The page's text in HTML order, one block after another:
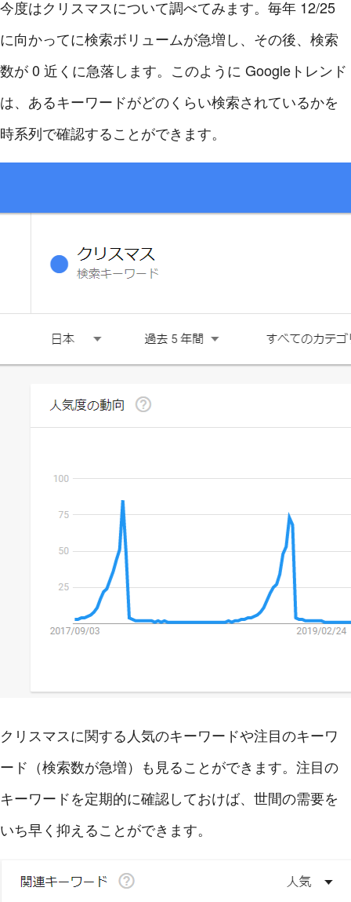
今度はクリスマスについて調べてみます。毎年 12/25
に向かってに検索ボリュームが急増し、その後、検索
数が 0 近くに急落します。このように Googleトレンド
は、あるキーワードがどのくらい検索されているかを
時系列で確認することができます。
クリスマスに関する人気のキーワードや注目のキーワ
ード（検索数が急増）も見ることができます。注目の
キーワードを定期的に確認しておけば、世間の需要を
いち早く抑えることができます。